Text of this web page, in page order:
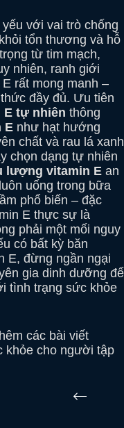
với vai trò chống
tổn thương và hỗ
từ tim mạch,
nhiên, ranh giới
rất mong manh –
đầy đủ. Ưu tiên
E tự nhiên thông
E như hạt hướng
chất và rau lá xanh
chọn dạng tự nhiên
lượng vitamin E an
uống trong bữa
phổ biến – đặc
E thực sự là
phải một mối nguy
có bất kỳ băn
E, đừng ngần ngại
gia dinh dưỡng để
tình trạng sức khỏe
các bài viết
khỏe cho người tập